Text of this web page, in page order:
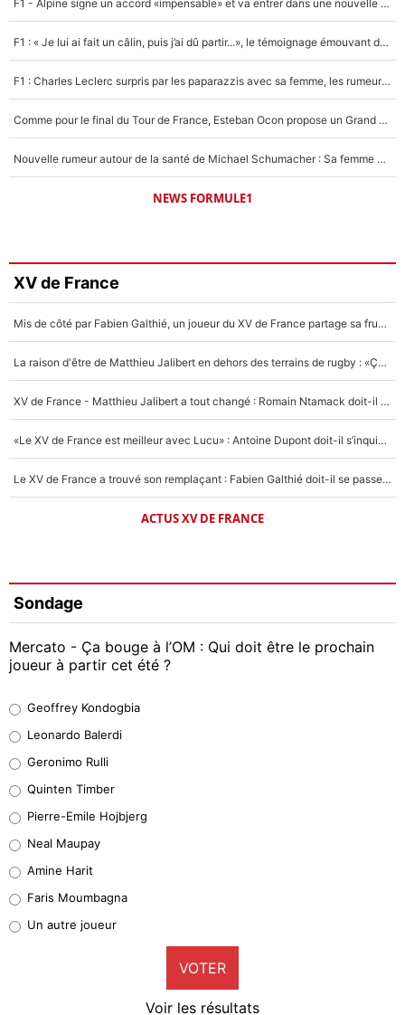
F1 - Alpine signe un accord «impensable» et va entrer dans une nouvelle dimension : Grande nouvelle pour Pierre Gasly !
F1 : « Je lui ai fait un câlin, puis j’ai dû partir...», le témoignage émouvant de Max Verstappen sur sa fille
F1 : Charles Leclerc surpris par les paparazzis avec sa femme, les rumeurs étaient vraies !
Comme pour le final du Tour de France, Esteban Ocon propose un Grand Prix de Formule 1 à Paris : «Autour de l’Arc de Triomphe, ce serait génial» !
Nouvelle rumeur autour de la santé de Michael Schumacher : Sa femme Corinna sort du silence
NEWS FORMULE1
XV de France
Mis de côté par Fabien Galthié, un joueur du XV de France partage sa frustration : «ils ne me l’ont pas dit tout de suite»
La raison d'être de Matthieu Jalibert en dehors des terrains de rugby : «Ça m'atteint autant que si tu touches à un membre de ma famille»
XV de France - Matthieu Jalibert a tout changé : Romain Ntamack doit-il s’inquiéter pour sa place à un an de la Coupe du monde ?
«Le XV de France est meilleur avec Lucu» : Antoine Dupont doit-il s’inquiéter pour sa place ?
Le XV de France a trouvé son remplaçant : Fabien Galthié doit-il se passer d'Antoine Dupont ?
ACTUS XV DE FRANCE
Sondage
Mercato - Ça bouge à l’OM : Qui doit être le prochain
joueur à partir cet été ?
38%
32%
5%
1%
9%
Geoffrey Kondogbia
Leonardo Balerdi
Geronimo Rulli
Quinten Timber
Pierre-Emile Hojbjerg
Neal Maupay
Amine Harit
Faris Moumbagna
Un autre joueur
VOTER
Voir les résultats